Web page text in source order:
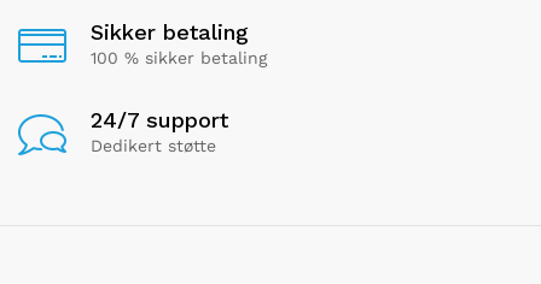
Sikker betaling
100 % sikker betaling
24/7 support
Dedikert støtte